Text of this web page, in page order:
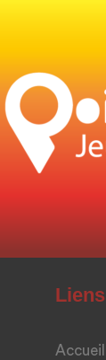
Liens
Accueil